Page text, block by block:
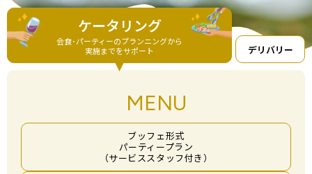
ケータリング
会食･パーティーのプランニングから
実施までをサポート
デリバリー
MENU
ブッフェ形式
パーティープラン
（サービススタッフ付き）